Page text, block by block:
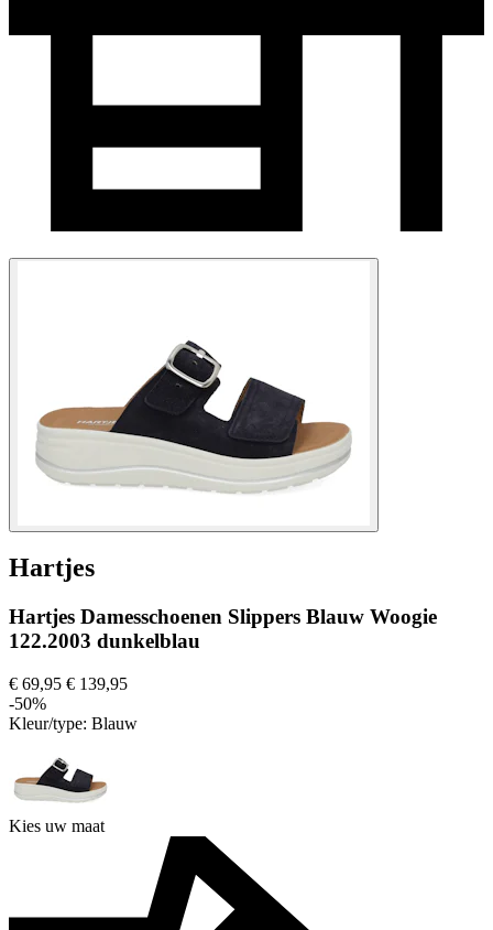
Hartjes
Hartjes Damesschoenen Slippers Blauw Woogie
122.2003 dunkelblau
€ 69,95 € 139,95
-50%
Kleur/type: Blauw
Kies uw maat